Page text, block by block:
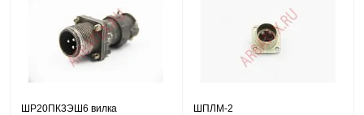
ШР20ПК3ЭШ6 вилка ШПЛМ-2